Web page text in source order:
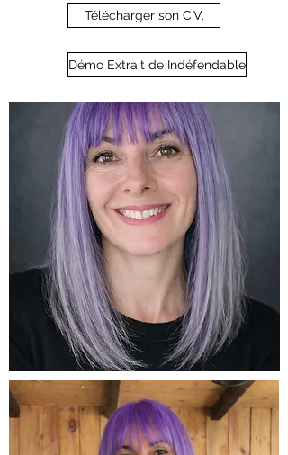
Télécharger son C.V.
Démo Extrait de Indéfendable